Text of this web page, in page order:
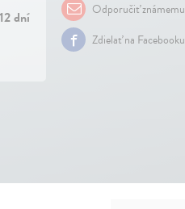
dní
Odporučiť známemu
Zdielať na Facebooku